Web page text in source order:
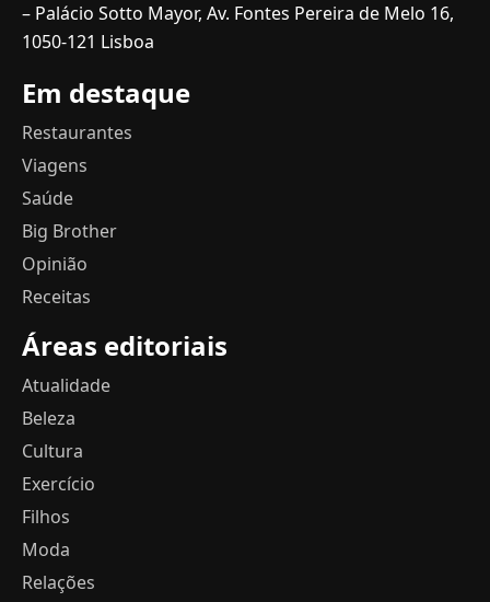
– Palácio Sotto Mayor, Av. Fontes Pereira de Melo 16,
1050-121 Lisboa
Em destaque
Restaurantes
Viagens
Saúde
Big Brother
Opinião
Receitas
Áreas editoriais
Atualidade
Beleza
Cultura
Exercício
Filhos
Moda
Relações